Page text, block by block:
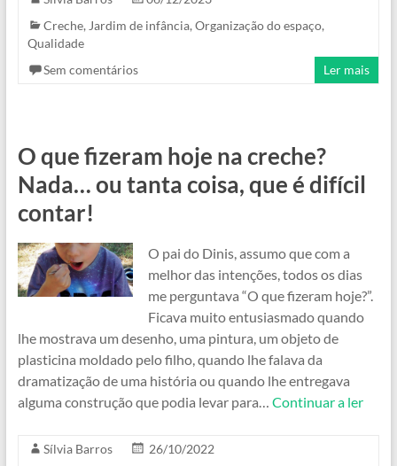
Creche, Jardim de infância, Organização do espaço,
Qualidade
Sem comentários
Ler mais
O que fizeram hoje na creche?
Nada… ou tanta coisa, que é difícil
contar!
O pai do Dinis, assumo que com a
melhor das intenções, todos os dias
me perguntava “O que fizeram hoje?”.
Ficava muito entusiasmado quando
lhe mostrava um desenho, uma pintura, um objeto de
plasticina moldado pelo filho, quando lhe falava da
dramatização de uma história ou quando lhe entregava
alguma construção que podia levar para… Continuar a ler
Sílvia Barros
26/10/2022